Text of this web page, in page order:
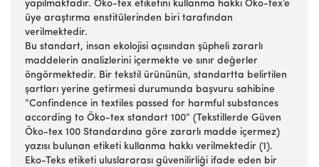
yapılmaktadır. Öko-tex etiketini kullanma hakkı Öko-tex’e
üye araştırma enstitülerinden biri tarafından
verilmektedir.
Bu standart, insan ekolojisi açısından şüpheli zararlı
maddelerin analizlerini içermekte ve sınır değerler
öngörmektedir. Bir tekstil ürününün, standartta belirtilen
şartları yerine getirmesi durumunda başvuru sahibine
“Confindence in textiles passed for harmful substances
according to Öko-tex standart 100” (Tekstillerde Güven
Öko-tex 100 Standardına göre zararlı madde içermez)
yazısı bulunan etiketi kullanma hakkı verilmektedir (1).
Eko-Teks etiketi uluslararası güvenilirliği ifade eden bir